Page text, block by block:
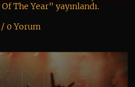
The Year” yayınlandı.
0 Yorum